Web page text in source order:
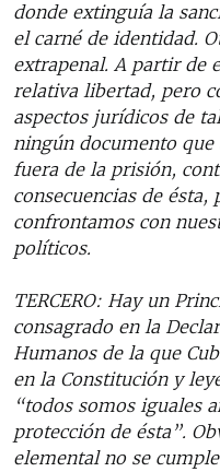
donde extinguía la
el carné de identidad.
extrapenal. A partir de
relativa libertad, pero
aspectos jurídicos de
ningún documento
fuera de la prisión,
consecuencias de
confrontamos con
políticos.
TERCERO: Hay un
consagrado en la
Humanos de la que
en la Constitución y
“todos somos iguales
protección de ésta”.
elemental no se